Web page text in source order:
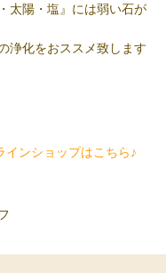
太陽・塩』には弱い石が
浄化をおススメ致します
インショップはこちら♪